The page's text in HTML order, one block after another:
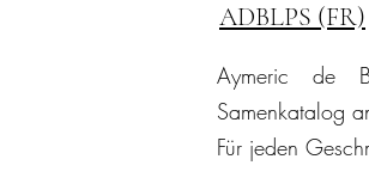
ADBLPS (FR)
Aymeric de
Samenkatalog
Für jeden